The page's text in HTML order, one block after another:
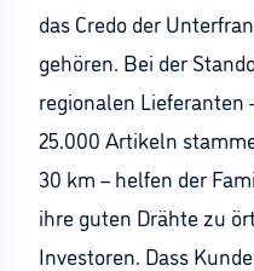
das Credo der
gehören. Bei der
regionalen Lieferanten
25.000 Artikeln
30 km – helfen der
ihre guten Drähte zu
Investoren. Dass